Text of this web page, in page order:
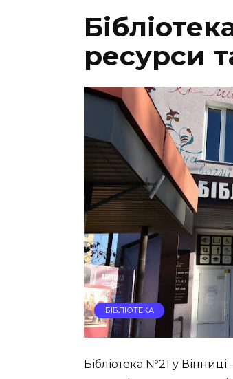
ресурси
БІБЛІОТЕКА
Бібліотека №21 у